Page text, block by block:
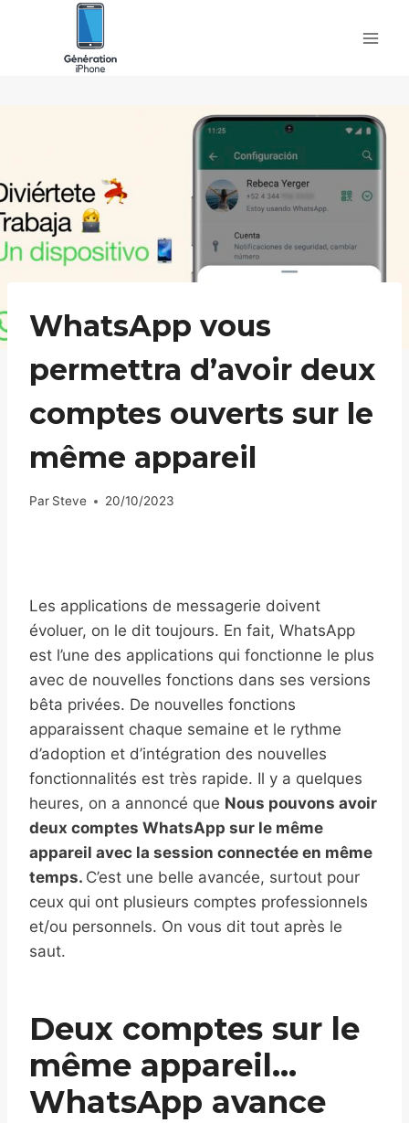
WhatsApp vous
permettra d’avoir deux
comptes ouverts sur le
même appareil
Par Steve 20/10/2023
Les applications de messagerie doivent
évoluer, on le dit toujours. En fait, WhatsApp
est l’une des applications qui fonctionne le plus
avec de nouvelles fonctions dans ses versions
bêta privées. De nouvelles fonctions
apparaissent chaque semaine et le rythme
d’adoption et d’intégration des nouvelles
fonctionnalités est très rapide. Il y a quelques
heures, on a annoncé que Nous pouvons avoir
deux comptes WhatsApp sur le même
appareil avec la session connectée en même
temps. C’est une belle avancée, surtout pour
ceux qui ont plusieurs comptes professionnels
et/ou personnels. On vous dit tout après le
saut.
Deux comptes sur le
même appareil…
WhatsApp avance